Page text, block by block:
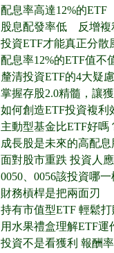
配息率高達12%的ETF
股息配發率低 反增複
投資ETF才能真正分散
配息率12%的ETF值不
釐清投資ETF的4大疑慮
掌握存股2.0精髓，讓
如何創造ETF投資複利
主動型基金比ETF好嗎
成長股是未來的高配息
面對股市重跌 投資人
0050、0056該投資哪一
財務槓桿是把兩面刃
持有市值型ETF 輕鬆
用水果禮盒理解ETF運
投資不是看獲利 報酬